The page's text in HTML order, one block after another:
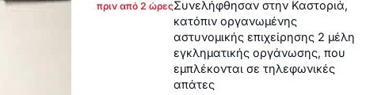
πριν από 2 ώρεςΣυνελήφθησαν στην Καστοριά,
κατόπιν οργανωμένης
αστυνομικής επιχείρησης 2 μέλη
εγκληματικής οργάνωσης, που
εμπλέκονται σε τηλεφωνικές
απάτες